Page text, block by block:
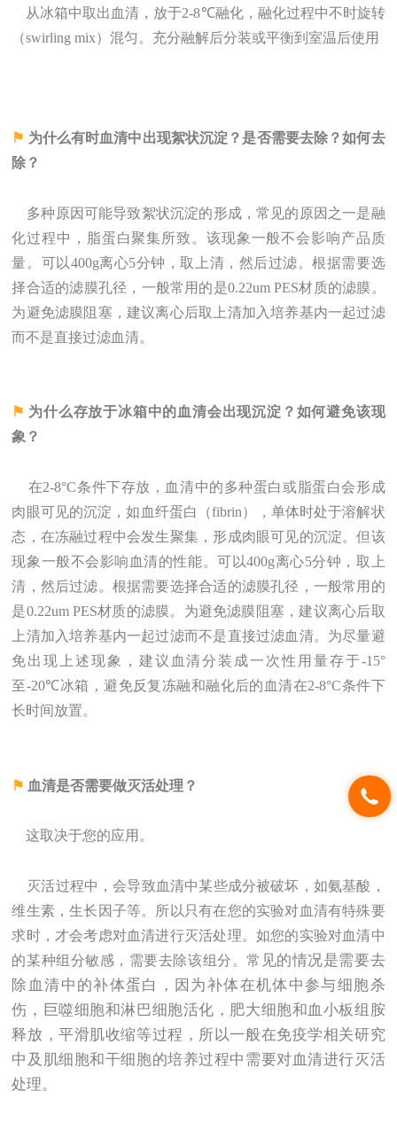
从冰箱中取出血清，放于2-8℃融化，融化过程中不时旋转
（swirling mix）混匀。充分融解后分装或平衡到室温后使用
⚑ 为什么有时血清中出现絮状沉淀？是否需要去除？如何去
除？
多种原因可能导致絮状沉淀的形成，常见的原因之一是融
化过程中，脂蛋白聚集所致。该现象一般不会影响产品质
量。可以400g离心5分钟，取上清，然后过滤。根据需要选
择合适的滤膜孔径，一般常用的是0.22um PES材质的滤膜。
为避免滤膜阻塞，建议离心后取上清加入培养基内一起过滤
而不是直接过滤血清。
⚑ 为什么存放于冰箱中的血清会出现沉淀？如何避免该现
象？
在2-8°C条件下存放，血清中的多种蛋白或脂蛋白会形成
肉眼可见的沉淀，如血纤蛋白（fibrin），单体时处于溶解状
态，在冻融过程中会发生聚集，形成肉眼可见的沉淀。但该
现象一般不会影响血清的性能。可以400g离心5分钟，取上
清，然后过滤。根据需要选择合适的滤膜孔径，一般常用的
是0.22um PES材质的滤膜。为避免滤膜阻塞，建议离心后取
上清加入培养基内一起过滤而不是直接过滤血清。为尽量避
免出现上述现象，建议血清分装成一次性用量存于-15°
至-20℃冰箱，避免反复冻融和融化后的血清在2-8°C条件下
长时间放置。
⚑ 血清是否需要做灭活处理？
这取决于您的应用。
灭活过程中，会导致血清中某些成分被破坏，如氨基酸，
维生素，生长因子等。所以只有在您的实验对血清有特殊要
求时，才会考虑对血清进行灭活处理。如您的实验对血清中
的某种组分敏感，需要去除该组分。常 见的情况是需要去
除血清中的补体蛋白，因为补体在机体中参与细胞杀
伤，巨噬细胞和淋巴细胞活化，肥大细胞和血小板组胺
释放，平滑肌收缩等过程，所以一般在免疫学相关研究
中及肌细胞和干细胞的培养过程中需要对血清进行灭活
处理。